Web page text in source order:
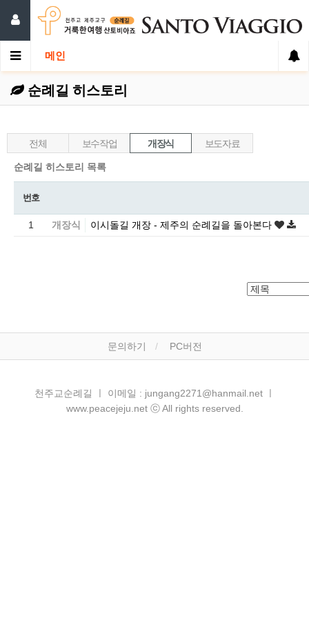
메인
순례길 히스토리
전체 보수작업 개장식 보도자료
순례길 히스토리 목록
번호
1 개장식 이시돌길 개장 - 제주의 순례길을 돌아본다
문의하기 PC버전
천주교순례길 ㅣ 이메일 : jungang2271@hanmail.net ㅣ
www.peacejeju.net ⓒ All rights reserved.